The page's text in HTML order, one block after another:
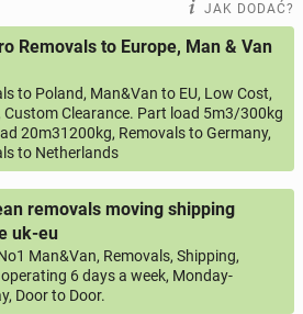
JAK DODAĆ?
Removals to Europe, Man & Van
to Poland, Man&Van to EU, Low Cost,
Custom Clearance. Part load 5m3/300kg
20m31200kg, Removals to Germany,
to Netherlands
removals moving shipping
uk-eu
Man&Van, Removals, Shipping,
6 days a week, Monday-
Door to Door.